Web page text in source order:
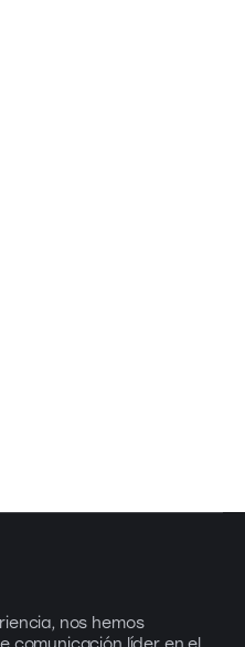
nos hemos